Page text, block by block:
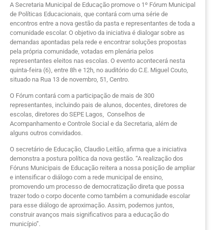
A Secretaria Municipal de Educação promove o 1º Fórum Municipal
de Políticas Educacionais, que contará com uma série de
encontros entre a nova gestão da pasta e representantes de toda a
comunidade escolar. O objetivo da iniciativa é dialogar sobre as
demandas apontadas pela rede e encontrar soluções propostas
pela própria comunidade, votadas em plenária pelos
representantes eleitos nas escolas. O evento acontecerá nesta
quinta-feira (6), entre 8h e 12h, no auditório do C.E. Miguel Couto,
situado na Rua 13 de novembro, 51, Centro.
O Fórum contará com a participação de mais de 300
representantes, incluindo pais de alunos, docentes, diretores de
escolas, diretores do SEPE Lagos, Conselhos de
Acompanhamento e Controle Social e da Secretaria, além de
alguns outros convidados.
O secretário de Educação, Claudio Leitão, afirma que a iniciativa
demonstra a postura política da nova gestão. “A realização dos
Fóruns Municipais de Educação reitera a nossa posição de ampliar
e intensificar o diálogo com a rede municipal de ensino,
promovendo um processo de democratização direta que possa
trazer todo o corpo docente como também a comunidade escolar
para esse diálogo de aproximação. Assim, podemos juntos,
construir avanços mais significativos para a educação do
município”.